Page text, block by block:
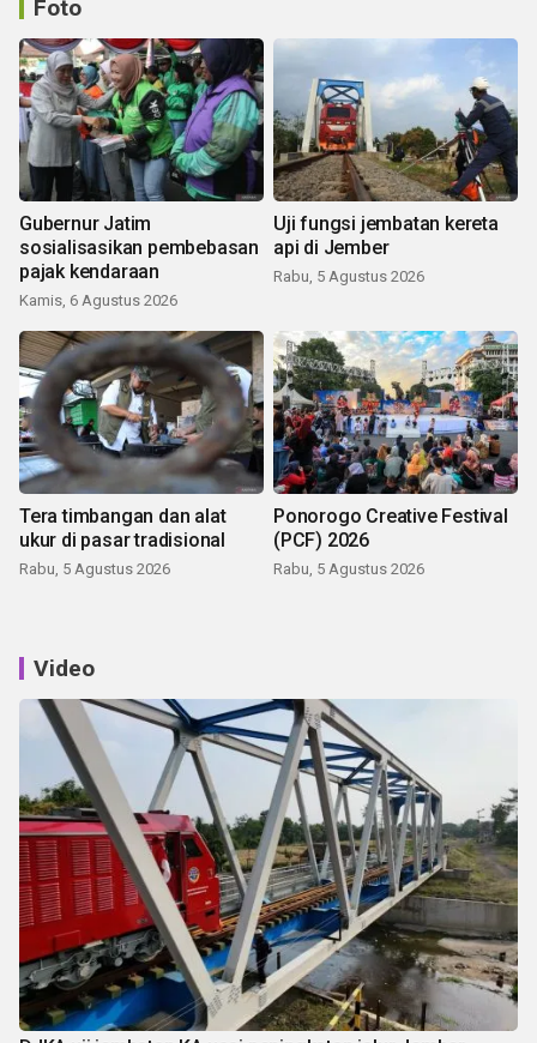
Foto
Gubernur Jatim
sosialisasikan pembebasan
pajak kendaraan
Kamis, 6 Agustus 2026
Uji fungsi jembatan kereta
api di Jember
Rabu, 5 Agustus 2026
Tera timbangan dan alat
ukur di pasar tradisional
Rabu, 5 Agustus 2026
Ponorogo Creative Festival
(PCF) 2026
Rabu, 5 Agustus 2026
Video